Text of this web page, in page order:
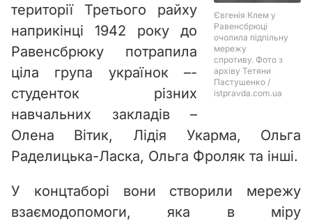
території Третього райху
наприкінці 1942 року до
Равенсбрюку потрапила
ціла група українок –-
студенток різних
навчальних закладів –
Олена Вітик, Лідія Укарма, Ольга
Раделицька-Ласка, Ольга Фроляк та інші.
У концтаборі вони створили мережу
взаємодопомоги, яка в міру